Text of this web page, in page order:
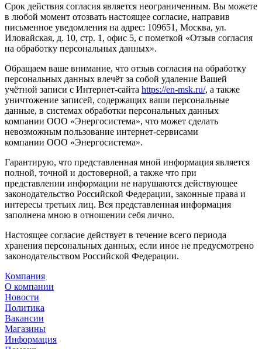
Срок действия согласия является неограниченным. Вы можете
в любой момент отозвать настоящее согласие, направив
письменное уведомления на адрес: 109651, Москва, ул.
Иловайская, д. 10, стр. 1, офис 5, с пометкой «Отзыв согласия
на обработку персональных данных».
Обращаем ваше внимание, что отзыв согласия на обработку
персональных данных влечёт за собой удаление Вашей
учётной записи с Интернет-сайта https://en-msk.ru/, а также
уничтожение записей, содержащих ваши персональные
данные, в системах обработки персональных данных
компании ООО «Энергосистема», что может сделать
невозможным пользование интернет-сервисами
компании ООО «Энергосистема».
Гарантирую, что представленная мной информация является
полной, точной и достоверной, а также что при
представлении информации не нарушаются действующее
законодательство Российской Федерации, законные права и
интересы третьих лиц. Вся представленная информация
заполнена мною в отношении себя лично.
Настоящее согласие действует в течение всего периода
хранения персональных данных, если иное не предусмотрено
законодательством Российской Федерации.
Компания
О компании
Новости
Политика
Вакансии
Магазины
Информация